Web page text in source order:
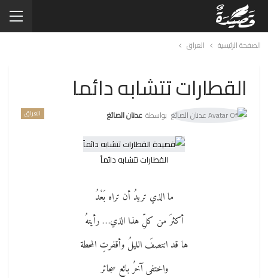
الصفحة الرئيسية العراق
القطارات تتشابه دائما
العراق بواسطة عدنان الصائغ
القطارات تتشابه دائماً
ما الذي تريدُ أن تراه بَعْدُ
أكثرَ من كلِّ هذا الذي… رأيتهُ
ها قد انتصفَ الليلُ وأقفرتِ المحطة
واختفى آخرُ بائع سجائر